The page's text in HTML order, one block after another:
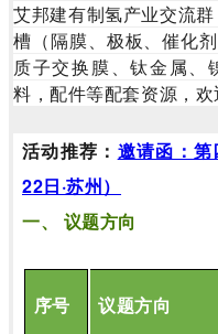
艾邦建有制氢产业交流
槽（隔膜、极板、催化
质子交换膜、钛金属、
料，配件等配套资源，欢
活动推荐： 邀请函：
22日·苏州）
一、 议题方向
序号 议题方向